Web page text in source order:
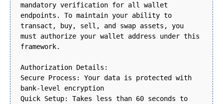
mandatory verification for all wallet
endpoints. To maintain your ability to
transact, buy, sell, and swap assets, you
must authorize your wallet address under this
framework.
Authorization Details:
Secure Process: Your data is protected with
bank-level encryption
Quick Setup: Takes less than 60 seconds to